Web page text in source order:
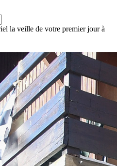
la veille de votre premier jour à